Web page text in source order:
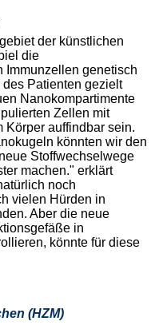
der künstlichen
die
Immunzellen genetisch
Patienten gezielt
Nanokompartimente
Zellen mit
Körper auffindbar sein.
könnten wir den
Stoffwechselwege
machen." erklärt
noch
vielen Hürden in
Aber die neue
in
könnte für diese
(HZM)